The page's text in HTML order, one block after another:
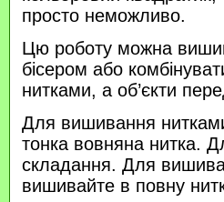
просто неможливо.
Цю роботу можна
бісером або
нитками, а об’єкти
Для вишивання
тонка вовняна нитка.
складання. Для
вишивайте в повну